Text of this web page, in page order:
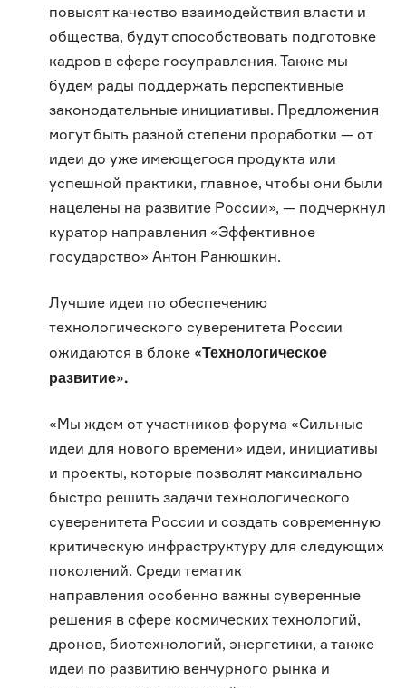
повысят качество взаимодействия власти и
общества, будут способствовать подготовке
кадров в сфере госуправления. Также мы
будем рады поддержать перспективные
законодательные инициативы. Предложения
могут быть разной степени проработки — от
идеи до уже имеющегося продукта или
успешной практики, главное, чтобы они были
нацелены на развитие России», — подчеркнул
куратор направления «Эффективное
государство» Антон Ранюшкин.
Лучшие идеи по обеспечению
технологического суверенитета России
ожидаются в блоке «Технологическое
развитие».
«Мы ждем от участников форума «Сильные
идеи для нового времени» идеи, инициативы
и проекты, которые позволят максимально
быстро решить задачи технологического
суверенитета России и создать современную
критическую инфраструктуру для следующих
поколений. Среди тематик
направления особенно важны суверенные
решения в сфере космических технологий,
дронов, биотехнологий, энергетики, а также
идеи по развитию венчурного рынка и